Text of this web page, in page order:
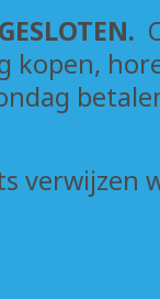
kopen,
verwijzen